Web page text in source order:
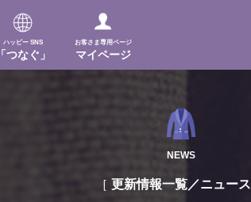
ハッピー SNS
「つなぐ」
お客さま専用ページ
マイページ
NEWS
更新情報一覧／ニュース